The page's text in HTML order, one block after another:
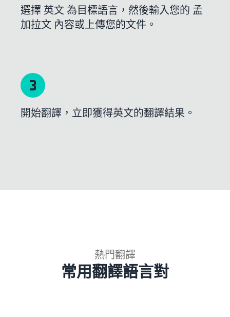
選擇 英文 為目標語言，然後輸入您的 孟
加拉文 內容或上傳您的文件。
開始翻譯，立即獲得英文的翻譯結果。
熱門翻譯
常用翻譯語言對